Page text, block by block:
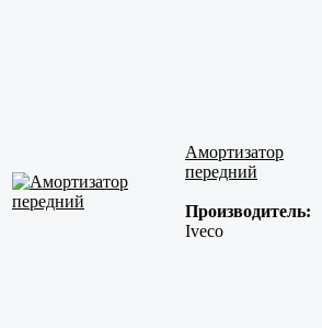
Амортизатор
передний
Производитель:
Iveco